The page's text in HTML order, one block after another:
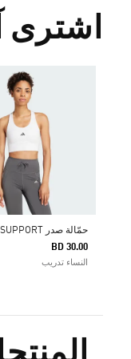
اشترى
BD 30.00
النساء تدريب